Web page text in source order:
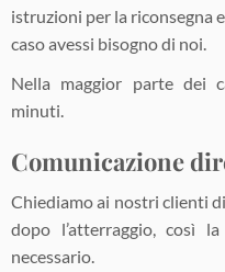
istruzioni per la riconsegna
caso avessi bisogno di noi.
Nella maggior parte dei
minuti.
Comunicazione
Chiediamo ai nostri clienti
dopo l’atterraggio, così
necessario.